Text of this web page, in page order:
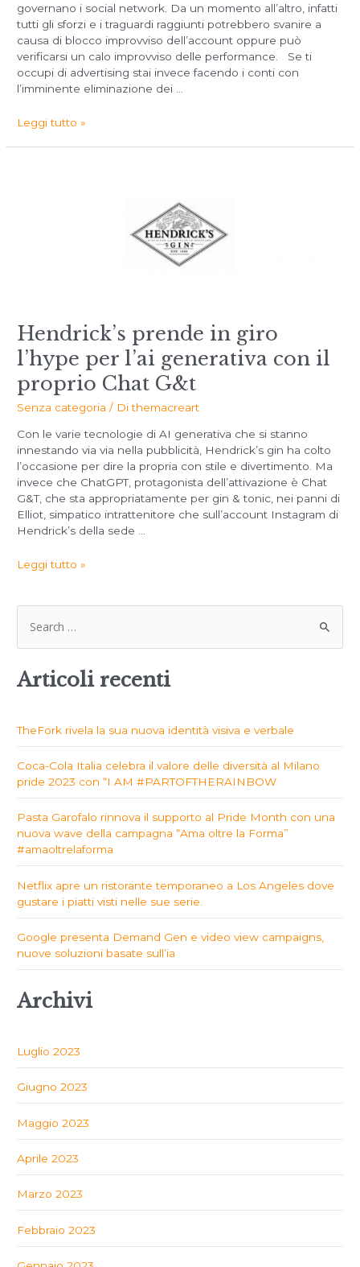
governano i social network. Da un momento all’altro, infatti
tutti gli sforzi e i traguardi raggiunti potrebbero svanire a
causa di blocco improvviso dell’account oppure può
verificarsi un calo improvviso delle performance. Se ti
occupi di advertising stai invece facendo i conti con
l’imminente eliminazione dei …
Leggi tutto »
Hendrick’s prende in giro
l’hype per l’ai generativa con il
proprio Chat G&t
Senza categoria / Dithemacreart
Con le varie tecnologie di AI generativa che si stanno
innestando via via nella pubblicità, Hendrick’s gin ha colto
l’occasione per dire la propria con stile e divertimento. Ma
invece che ChatGPT, protagonista dell’attivazione è Chat
G&T, che sta appropriatamente per gin & tonic, nei panni di
Elliot, simpatico intrattenitore che sull’account Instagram di
Hendrick’s della sede …
Leggi tutto »
Articoli recenti
TheFork rivela la sua nuova identità visiva e verbale
Coca-Cola Italia celebra il valore delle diversità al Milano
pride 2023 con “I AM #PARTOFTHERAINBOW
Pasta Garofalo rinnova il supporto al Pride Month con una
nuova wave della campagna “Ama oltre la Forma”
#amaoltrelaforma
Netflix apre un ristorante temporaneo a Los Angeles dove
gustare i piatti visti nelle sue serie.
Google presenta Demand Gen e video view campaigns,
nuove soluzioni basate sull’ia
Archivi
Luglio 2023
Giugno 2023
Maggio 2023
Aprile 2023
Marzo 2023
Febbraio 2023